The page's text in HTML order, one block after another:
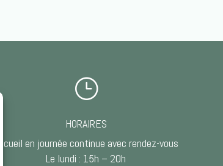
}
HORAIRES
Accueil en journée continue avec rendez-vous
Le lundi : 15h – 20h